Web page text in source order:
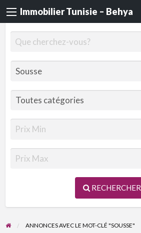
Immobilier Tunisie – Behya
RECHERCHER
ANNONCES AVEC LE MOT-CLÉ "SOUSSE"